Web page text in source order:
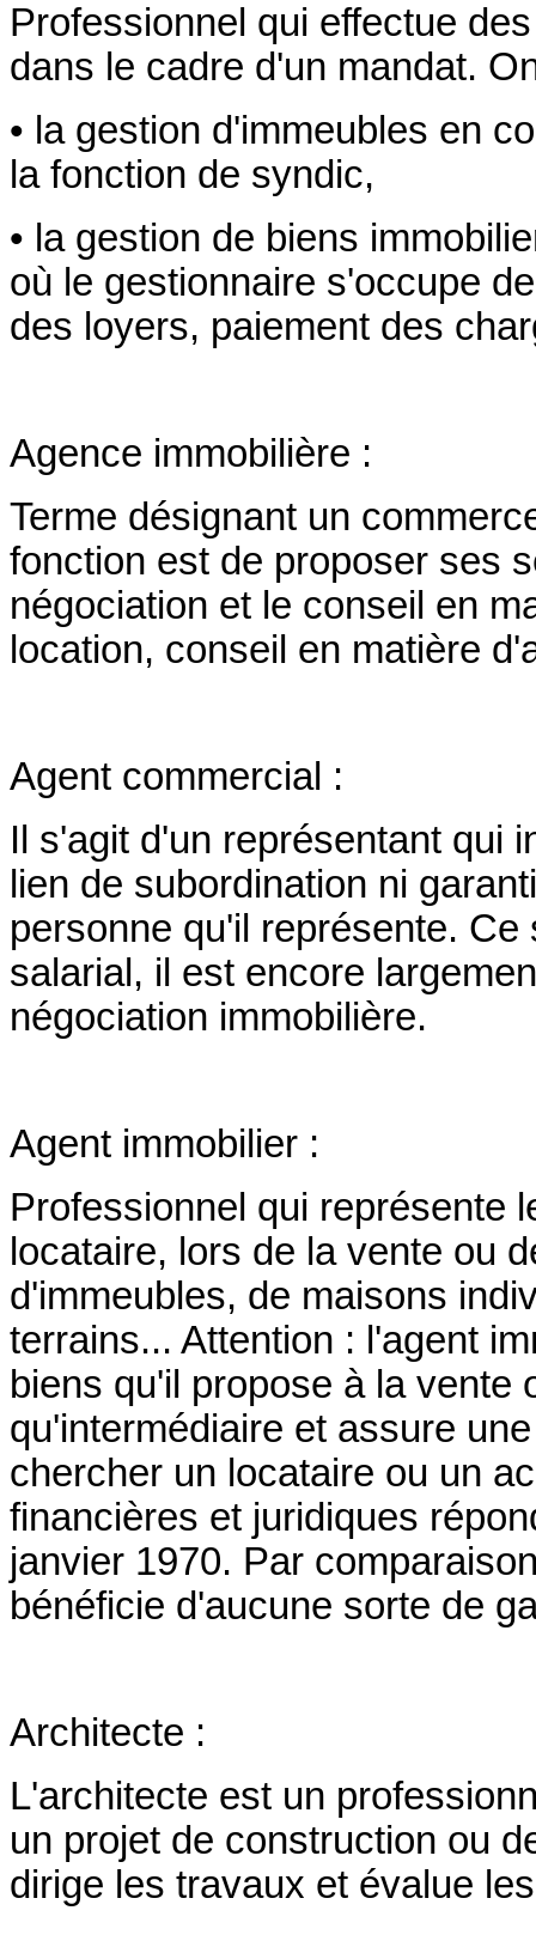
Professionnel qui effectue
dans le cadre d'un mandat.
• la gestion d'immeubles en
la fonction de syndic,
• la gestion de biens
où le gestionnaire s'occupe
des loyers, paiement des
Agence immobilière :
Terme désignant un
fonction est de proposer ses
négociation et le conseil en
location, conseil en matière
Agent commercial :
Il s'agit d'un représentant qui
lien de subordination ni
personne qu'il représente.
salarial, il est encore
négociation immobilière.
Agent immobilier :
Professionnel qui représente
locataire, lors de la vente ou
d'immeubles, de maisons
terrains... Attention : l'agent
biens qu'il propose à la vente
qu'intermédiaire et assure
chercher un locataire ou un
financières et juridiques
janvier 1970. Par
bénéficie d'aucune sorte de
Architecte :
L'architecte est un
un projet de construction ou
dirige les travaux et évalue